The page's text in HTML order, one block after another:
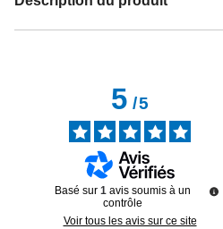
5/5
Basé sur 1 avis soumis à un
contrôle
Voir tous les avis sur ce site